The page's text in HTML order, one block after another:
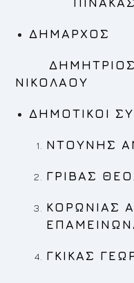
ΔΗΜΑΡΧΟΣ
ΔΗΜΗΤΡΙΟΣ
ΝΙΚΟΛΑΟΥ
ΔΗΜΟΤΙΚΟΙ
ΝΤΟΥΝΗΣ
ΓΡΙΒΑΣ
ΚΟΡΩΝΙΑΣ
ΓΚΙΚΑΣ